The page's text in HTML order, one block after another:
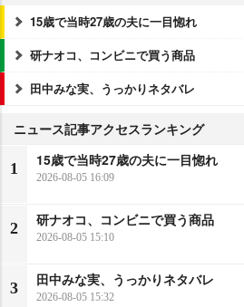
15歳で当時27歳の夫に一目惚れ
研ナオコ、コンビニで買う商品
田中みな実、うっかりネタバレ
ニュース記事アクセスランキング
1
15歳で当時27歳の夫に一目惚れ
2026-08-05 16:09
2
研ナオコ、コンビニで買う商品
2026-08-05 15:10
3
田中みな実、うっかりネタバレ
2026-08-05 15:32